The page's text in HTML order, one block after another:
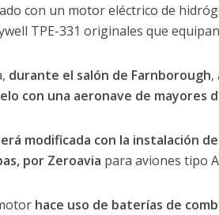
con un motor eléctrico de
TPE-331 originales que
durante el salón de Farnborough,
con una aeronave de mayores
modificada con la instalación
por Zeroavia para aviones tipo
hace uso de baterías de